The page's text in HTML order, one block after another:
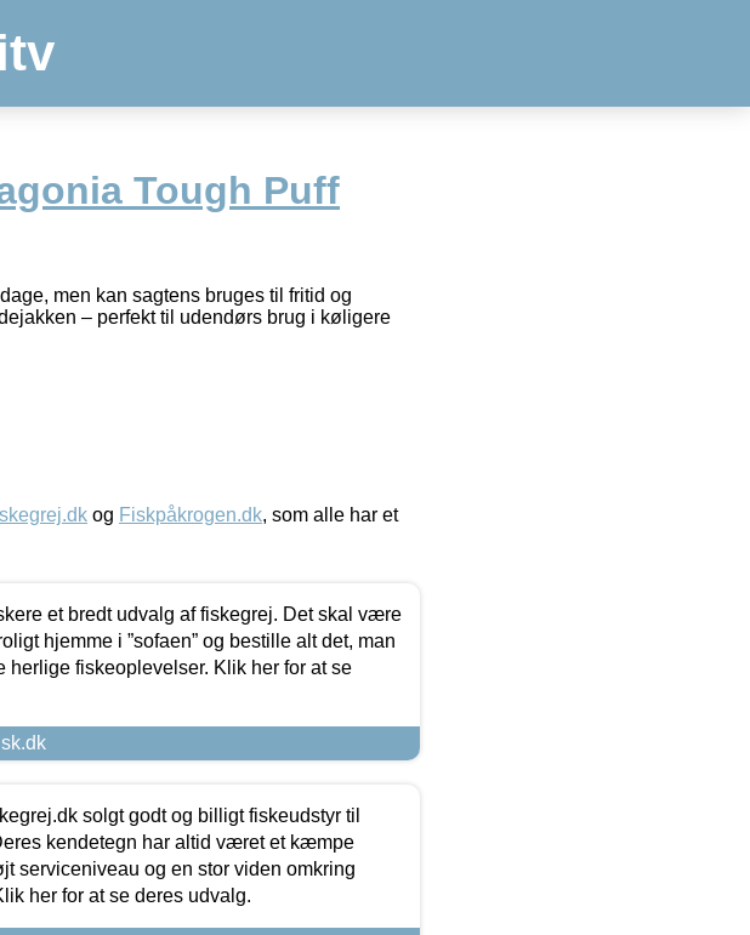
Tough Puff
men kan sagtens bruges til fritid og
– perfekt til udendørs brug i køligere
og Fiskpåkrogen.dk, som alle har et
et bredt udvalg af fiskegrej. Det skal være
hjemme i ”sofaen” og bestille alt det, man
herlige fiskeoplevelser. Klik her for at se
solgt godt og billigt fiskeudstyr til
kendetegn har altid været et kæmpe
serviceniveau og en stor viden omkring
her for at se deres udvalg.